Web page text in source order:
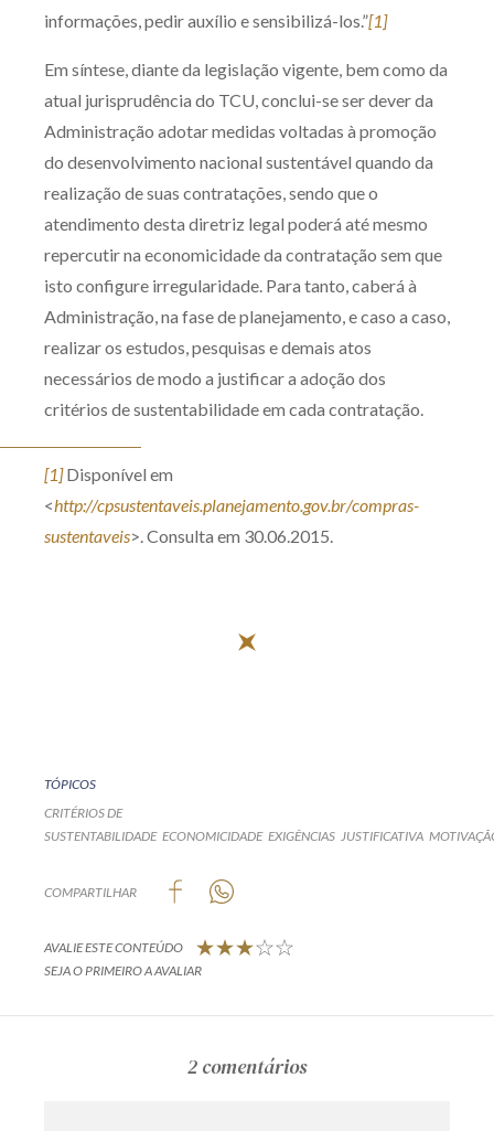
informações, pedir auxílio e sensibilizá-los.”[1]
Em síntese, diante da legislação vigente, bem como da
atual jurisprudência do TCU, conclui-se ser dever da
Administração adotar medidas voltadas à promoção
do desenvolvimento nacional sustentável quando da
realização de suas contratações, sendo que o
atendimento desta diretriz legal poderá até mesmo
repercutir na economicidade da contratação sem que
isto configure irregularidade. Para tanto, caberá à
Administração, na fase de planejamento, e caso a caso,
realizar os estudos, pesquisas e demais atos
necessários de modo a justificar a adoção dos
critérios de sustentabilidade em cada contratação.
[1]Disponível em
<http://cpsustentaveis.planejamento.gov.br/compras-
sustentaveis>. Consulta em 30.06.2015.
TÓPICOS
CRITÉRIOS DE
SUSTENTABILIDADE ECONOMICIDADE EXIGÊNCIAS JUSTIFICATIVA
COMPARTILHAR
AVALIE ESTE CONTEÚDO
SEJA O PRIMEIRO A AVALIAR
2 comentários